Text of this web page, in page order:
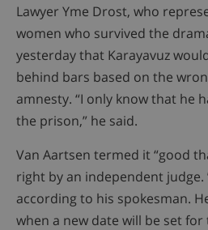
Lawyer Yme Drost, who
women who survived the
yesterday that Karayavuz
behind bars based on the
amnesty. “I only know that he
the prison,” he said.
Van Aartsen termed it “good
right by an independent judge.
according to his spokesman.
when a new date will be set for